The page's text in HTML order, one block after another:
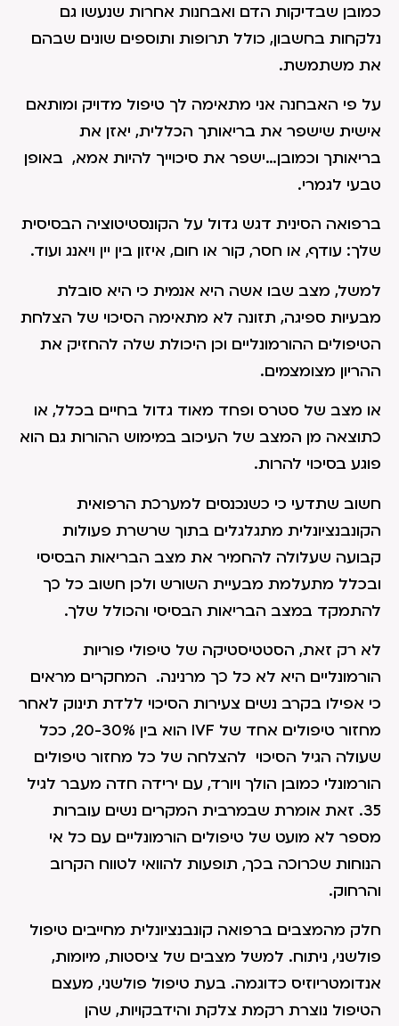
כמובן שבדיקות הדם ואבחנות אחרות שנעשו גם
נלקחות בחשבון, כולל תרופות ותוספים שונים שבהם
את משתמשת.
על פי האבחנה אני מתאימה לך טיפול מדויק ומותאם
אישית שישפר את בריאותך הכללית, יאזן את
בריאותך וכמובן…ישפר את סיכוייך להיות אמא, באופן
טבעי לגמרי.
ברפואה הסינית דגש גדול על הקונסטיטוציה הבסיסית
שלך: עודף, או חסר, קור או חום, איזון בין יין ויאנג ועוד.
למשל, מצב שבו אשה היא אנמית כי היא סובלת
מבעיות ספיגה, תזונה לא מתאימה הסיכוי של הצלחת
הטיפולים ההורמונליים וכן היכולת שלה להחזיק את
ההריון מצומצמים.
או מצב של סטרס ופחד מאוד גדול בחיים בכלל, או
כתוצאה מן המצב של העיכוב במימוש ההורות גם הוא
פוגע בסיכוי להרות.
חשוב שתדעי כי כשנכנסים למערכת הרפואית
הקונבנציונלית מתגלגלים בתוך שרשרת פעולות
קבועה שעלולה להחמיר את מצב הבריאות הבסיסי
ובכלל מתעלמת מבעיית השורש ולכן חשוב כל כך
להתמקד במצב הבריאות הבסיסי והכולל שלך.
לא רק זאת, הסטטיסטיקה של טיפולי פוריות
הורמונליים היא לא כל כך מרנינה. המחקרים מראים
כי אפילו בקרב נשים צעירות הסיכוי ללדת תינוק לאחר
מחזור טיפולים אחד של IVF הוא בין 20-30%, ככל
שעולה הגיל הסיכוי להצלחה של כל מחזור טיפולים
הורמונלי כמובן הולך ויורד, עם ירידה חדה מעבר לגיל
35. זאת אומרת שבמרבית המקרים נשים עוברות
מספר לא מועט של טיפולים הורמונליים עם כל אי
הנוחות שכרוכה בכך, תופעות להוואי לטווח הקרוב
והרחוק.
חלק מהמצבים ברפואה קונבנציונלית מחייבים טיפול
פולשני, ניתוח. למשל מצבים של ציסטות, מיומות,
אנדומטריוזיס כדוגמה. בעת טיפול פולשני, מעצם
הטיפול נוצרת רקמת צלקת והידבקויות, שהן